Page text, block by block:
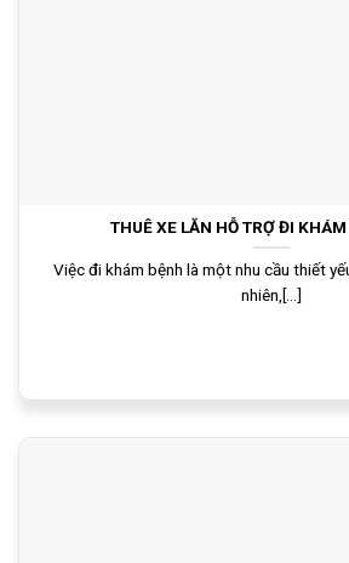
THUÊ XE LĂN HỖ TRỢ ĐI
Việc đi khám bệnh là một nhu cầu thiết
nhiên,[...]